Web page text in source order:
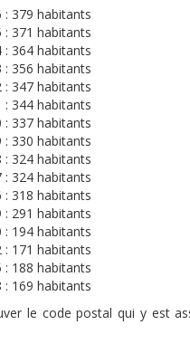
: 379 habitants
: 371 habitants
: 364 habitants
: 356 habitants
: 347 habitants
: 344 habitants
: 337 habitants
: 330 habitants
: 324 habitants
: 324 habitants
: 318 habitants
: 291 habitants
: 194 habitants
: 171 habitants
: 188 habitants
: 169 habitants
le code postal qui y est